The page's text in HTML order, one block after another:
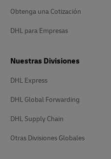
Obtenga una Cotización
DHL para Empresas
Nuestras Divisiones
DHL Express
DHL Global Forwarding
DHL Supply Chain
Otras Divisiones Globales